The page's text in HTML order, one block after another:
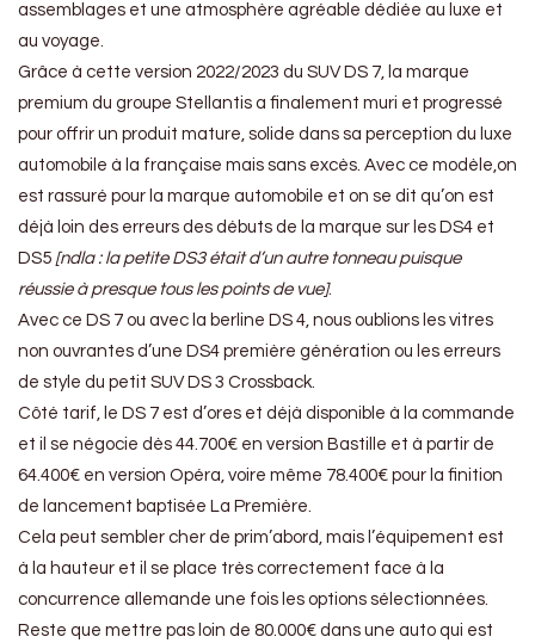
assemblages et une atmosphère agréable dédiée au luxe et
au voyage.
Grâce à cette version 2022/2023 du SUV DS 7, la marque
premium du groupe Stellantis a finalement muri et progressé
pour offrir un produit mature, solide dans sa perception du luxe
automobile à la française mais sans excès. Avec ce modèle,on
est rassuré pour la marque automobile et on se dit qu’on est
déjà loin des erreurs des débuts de la marque sur les DS4 et
DS5 [ndla : la petite DS3 était d’un autre tonneau puisque
réussie à presque tous les points de vue].
Avec ce DS 7 ou avec la berline DS 4, nous oublions les vitres
non ouvrantes d’une DS4 première génération ou les erreurs
de style du petit SUV DS 3 Crossback.
Côté tarif, le DS 7 est d’ores et déjà disponible à la commande
et il se négocie dès 44.700€ en version Bastille et à partir de
64.400€ en version Opéra, voire même 78.400€ pour la finition
de lancement baptisée La Première.
Cela peut sembler cher de prim’abord, mais l’équipement est
à la hauteur et il se place très correctement face à la
concurrence allemande une fois les options sélectionnées.
Reste que mettre pas loin de 80.000€ dans une auto qui est